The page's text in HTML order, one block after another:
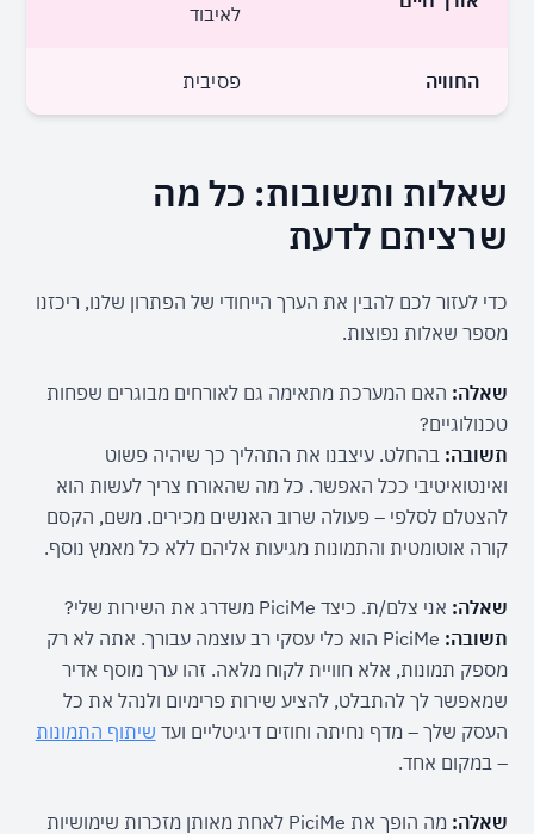
לאיבוד
החוויה פסיבית
שרציתם לדעת
מספר שאלות נפוצות.
שאלה:
טכנולוגיים?
תשובה:
קורה אוטומטית והתמונות מגיעות אליהם ללא כל מאמץ נוסף.
שאלה: אני צלם/ת. כיצד PiciMe משדרג את השירות שלי?
תשובה:
העסק שלך – מדף נחיתה וחוזים דיגיטליים ועד שיתוף התמונות
– במקום אחד.
שאלה: